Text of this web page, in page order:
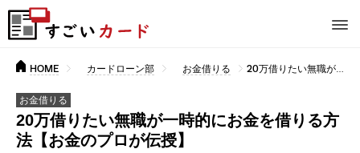
HOME カードローン部 お金借りる 20万借りたい無職が一時的にお金を借りる方法【お金のプロが伝授】
お金借りる
20万借りたい無職が一時的にお金を借りる方
法【お金のプロが伝授】